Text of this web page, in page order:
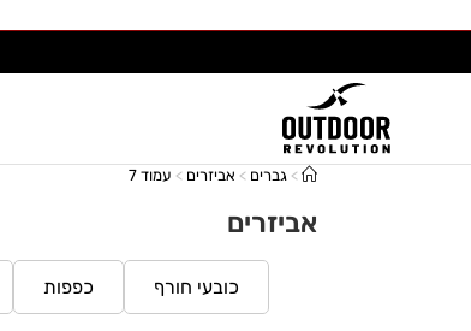
> גברים > אביזרים > עמוד 7
אביזרים
כובעי חורף כפפות